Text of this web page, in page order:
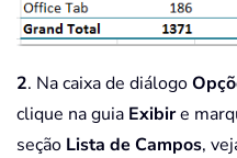
2. Na caixa de diálogo
clique na guia Exibire
seção Lista de Campos,